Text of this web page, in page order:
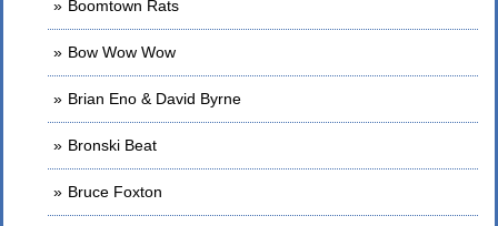
Boomtown Rats
Bow Wow Wow
Brian Eno & David Byrne
Bronski Beat
Bruce Foxton